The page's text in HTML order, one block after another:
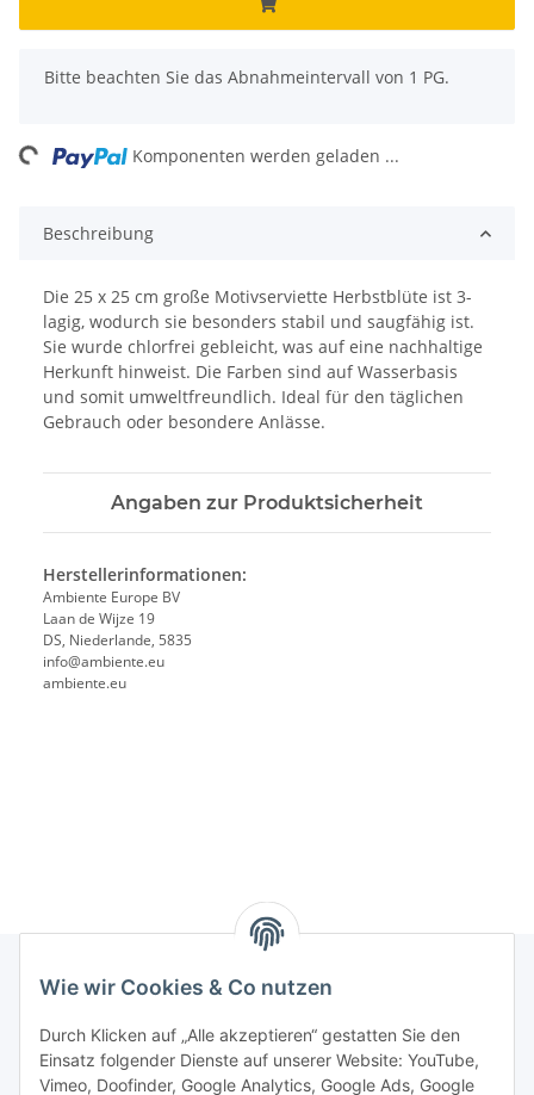
Wie wir Cookies & Co nutzen
Durch Klicken auf „Alle akzeptieren“ gestatten Sie den
Einsatz folgender Dienste auf unserer Website: YouTube,
Vimeo, Doofinder, Google Analytics, Google Ads, Google
x
Bitte beachten Sie das Abnahmeintervall von 1 PG.
Komponenten werden geladen ...
Beschreibung
Die 25 x 25 cm große Motivserviette Herbstblüte ist 3-
lagig, wodurch sie besonders stabil und saugfähig ist.
Sie wurde chlorfrei gebleicht, was auf eine nachhaltige
Herkunft hinweist. Die Farben sind auf Wasserbasis
und somit umweltfreundlich. Ideal für den täglichen
Gebrauch oder besondere Anlässe.
Angaben zur Produktsicherheit
Herstellerinformationen:
Ambiente Europe BV
Laan de Wijze 19
DS, Niederlande, 5835
info@ambiente.eu
ambiente.eu
Rechtliches
Allgemeines